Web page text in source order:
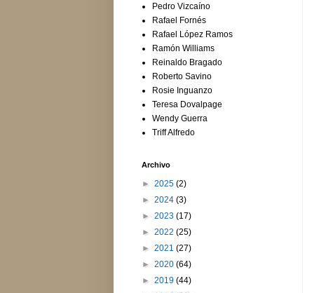
Pedro Vizcaíno
Rafael Fornés
Rafael López Ramos
Ramón Williams
Reinaldo Bragado
Roberto Savino
Rosie Inguanzo
Teresa Dovalpage
Wendy Guerra
Triff Alfredo
Archivo
► 2025 (2)
► 2024 (3)
► 2023 (17)
► 2022 (25)
► 2021 (27)
► 2020 (64)
► 2019 (44)